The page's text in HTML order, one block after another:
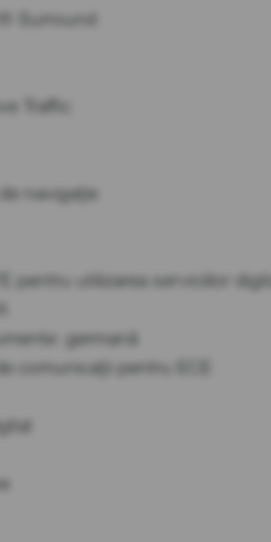
Surround
Traffic
navigație
pentru utilizarea serviciilor
germană
comunicații pentru ECE